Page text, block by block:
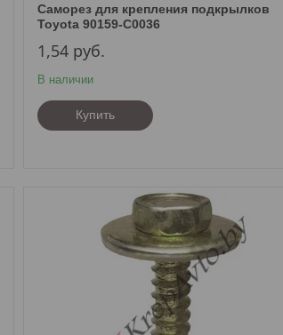
Саморез для крепления подкрылков
Toyota 90159-C0036
1,54 руб.
В наличии
Купить